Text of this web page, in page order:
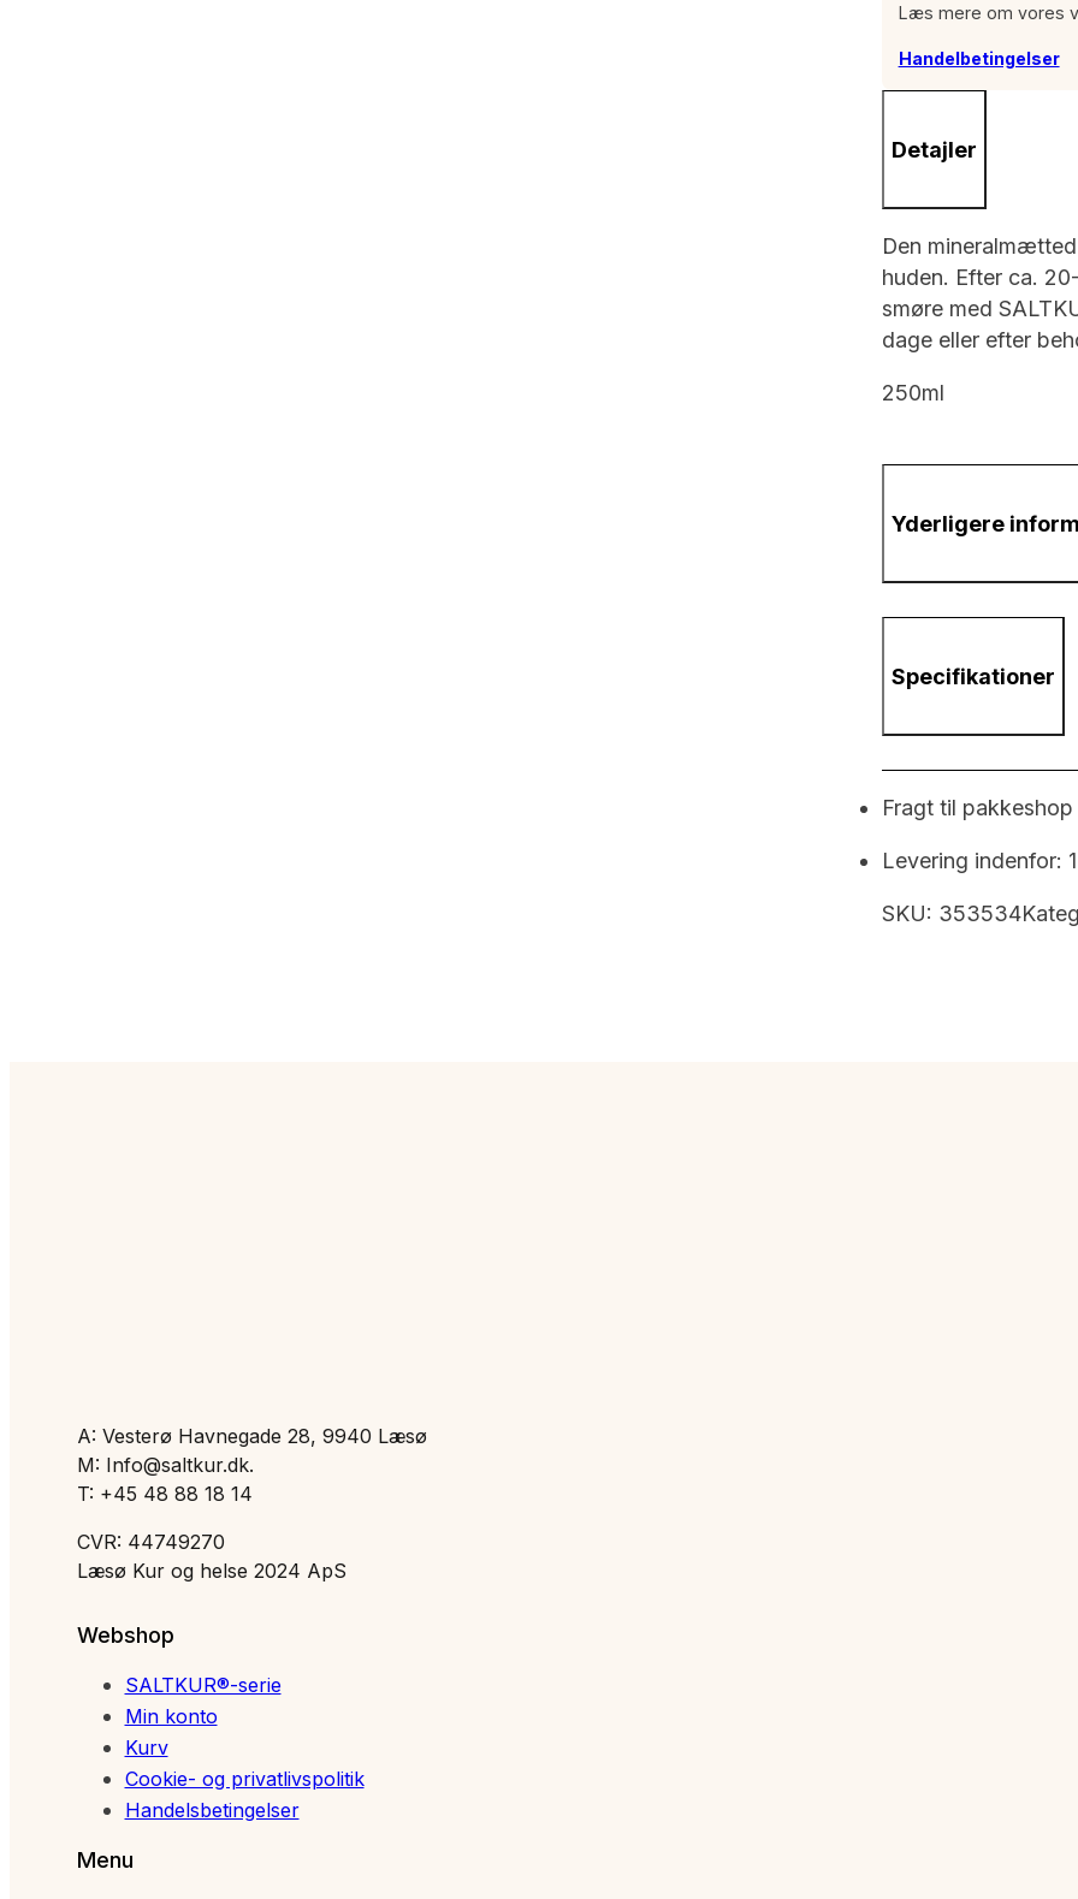
Læs mere om vores
Handelbetingelser
Detajler
Den
huden. Efter ca.
smøre med
dage eller efter
250ml
Yderligere
Specifikationer
Fragt til
Levering indenfor:
SKU: 353534
A: Vesterø Havnegade 28, 9940 Læsø
M: Info@saltkur.dk.
T: +45 48 88 18 14
CVR: 44749270
Læsø Kur og helse 2024 ApS
Webshop
SALTKUR®-serie
Min konto
Kurv
Cookie- og privatlivspolitik
Handelsbetingelser
Menu